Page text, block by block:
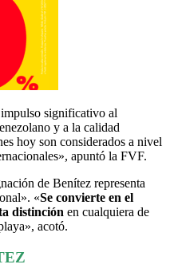
significativo al
y a la calidad
hoy son considerados a nivel
apuntó la FVF.
de Benítez representa
«Se convierte en el
distinción en cualquiera de
acotó.